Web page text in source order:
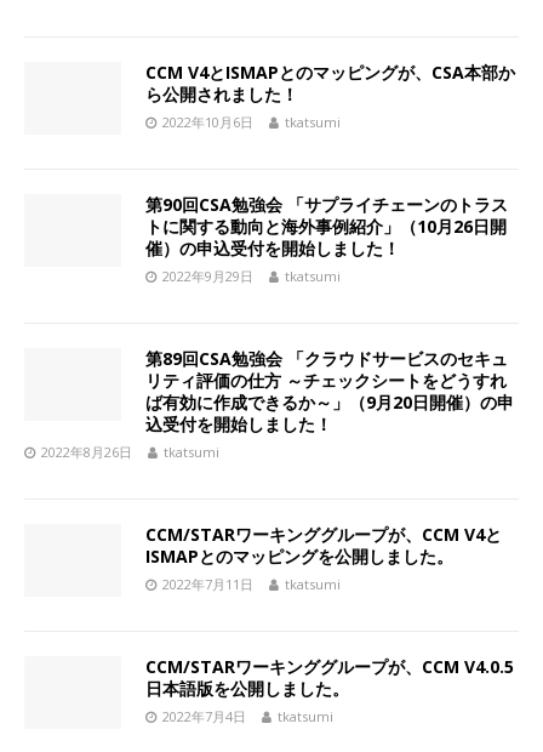
CCM V4とISMAPとのマッピングが、CSA本部か
ら公開されました！
2022年10月6日 tkatsumi
第90回CSA勉強会 「サプライチェーンのトラス
トに関する動向と海外事例紹介」（10月26日開
催）の申込受付を開始しました！
2022年9月29日 tkatsumi
第89回CSA勉強会 「クラウドサービスのセキュ
リティ評価の仕方 ～チェックシートをどうすれ
ば有効に作成できるか～」（9月20日開催）の申
込受付を開始しました！
2022年8月26日 tkatsumi
CCM/STARワーキンググループが、CCM V4と
ISMAPとのマッピングを公開しました。
2022年7月11日 tkatsumi
CCM/STARワーキンググループが、CCM V4.0.5
日本語版を公開しました。
2022年7月4日 tkatsumi